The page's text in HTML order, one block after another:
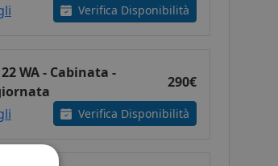
Verifica Disponibilità
WA - Cabinata -
290€
Verifica Disponibilità